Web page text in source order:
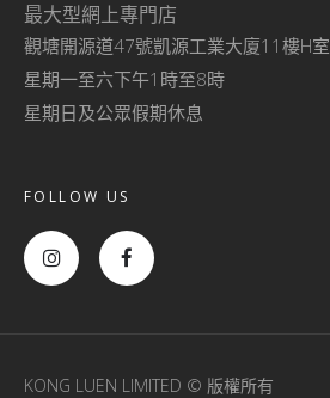
最大型網上專門店
觀塘開源道47號凱源工業大廈11樓H室
星期一至六下午1時至8時
星期日及公眾假期休息
FOLLOW US
KONG LUEN LIMITED © 版權所有